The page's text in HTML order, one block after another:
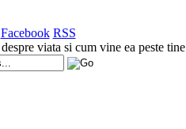
Facebook RSS
despre viata si cum vine ea peste tine